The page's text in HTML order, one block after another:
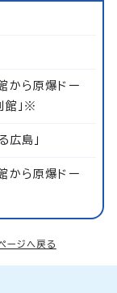
から原爆ドー
館」※
広島」
から原爆ドー
ージへ戻る